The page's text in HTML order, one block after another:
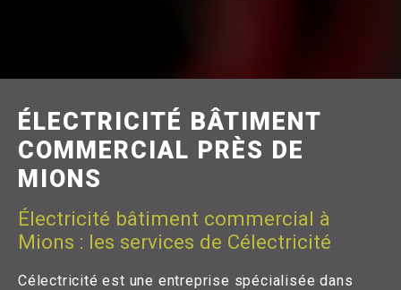
ÉLECTRICITÉ BÂTIMENT
COMMERCIAL PRÈS DE
MIONS
Électricité bâtiment commercial à
Mions : les services de Célectricité
Célectricité est une entreprise spécialisée dans